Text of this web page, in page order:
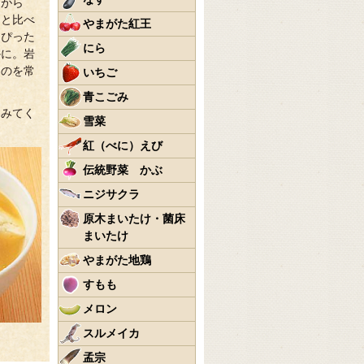
比べ
った
。岩
を常
てく
やまがた紅王
にら
いちご
青こごみ
雪菜
紅（べに）えび
伝統野菜 かぶ
ニジサクラ
原木まいたけ・菌床
まいたけ
やまがた地鶏
すもも
メロン
スルメイカ
孟宗